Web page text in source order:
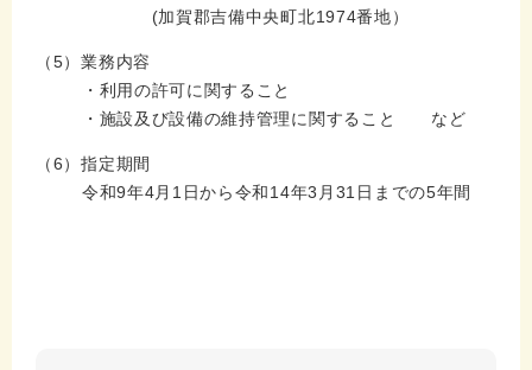
(加賀郡吉備中央町北1974番地）
（5）業務内容
・利用の許可に関すること
・施設及び設備の維持管理に関すること など
（6）指定期間
令和9年4月1日から令和14年3月31日までの5年間